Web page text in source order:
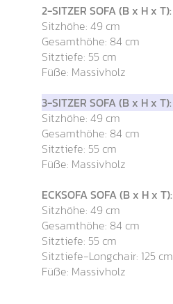
2-SITZER SOFA (B x H x
Sitzhöhe: 49 cm
Gesamthöhe: 84 cm
Sitztiefe: 55 cm
Füße: Massivholz
3-SITZER SOFA (B x H x
Sitzhöhe: 49 cm
Gesamthöhe: 84 cm
Sitztiefe: 55 cm
Füße: Massivholz
ECKSOFA SOFA (B x H x
Sitzhöhe: 49 cm
Gesamthöhe: 84 cm
Sitztiefe: 55 cm
Sitztiefe-Longchair: 125 cm
Füße: Massivholz